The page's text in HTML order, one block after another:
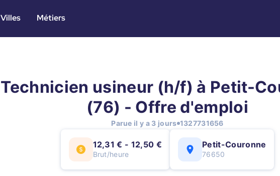
Villes Métiers
Technicien usineur (h/f) à Petit-
(76) - Offre d'emploi
Parue il y a 3 jours 1327731656
12,31 € - 12,50 €
Brut/heure
Petit-Couronne
76650